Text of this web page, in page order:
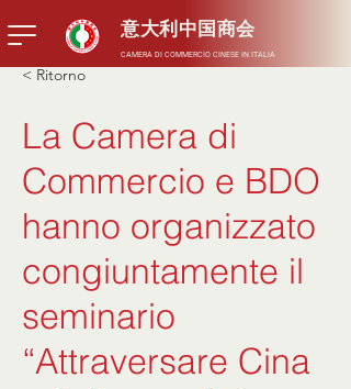
意大利中国商会
CAMERA DI COMMERCIO CINESE IN ITALIA
< Ritorno
La Camera di
Commercio e BDO
hanno organizzato
congiuntamente il
seminario
“Attraversare Cina